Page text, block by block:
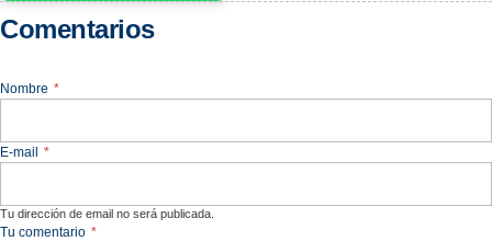
Comentarios
Nombre *
E-mail *
Tu dirección de email no será publicada.
Tu comentario *